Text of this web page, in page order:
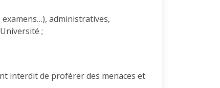
administratives,
;
interdit de proférer des menaces et